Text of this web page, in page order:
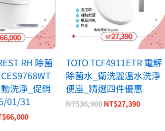
RH 除菌
洗淨_促銷
01/31
66,000
TOTO TCF4911ETR 電解
除菌水_衛洗麗溫水洗淨
便座_精選四件優惠
NT$36,900 NT$27,390